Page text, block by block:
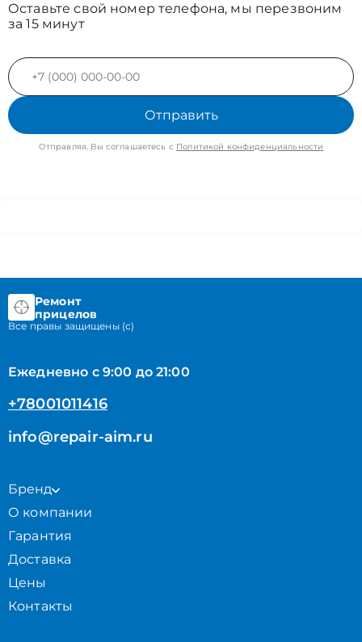
Оставьте свой номер телефона, мы перезвоним
за 15 минут
Отправить
Отправляя, Вы соглашаетесь с Политикой конфиденциальности
Ремонт
прицелов
Все правы защищены (с)
Ежедневно с 9:00 до 21:00
+78001011416
info@repair-aim.ru
Бренд
О компании
Гарантия
Доставка
Цены
Контакты